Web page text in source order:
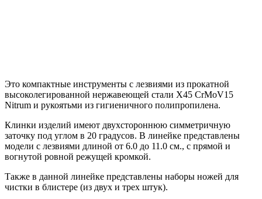
Это компактные инструменты с лезвиями из прокатной
высоколегированной нержавеющей стали X45 CrMoV15
Nitrum и рукоятьми из гигиеничного полипропилена.
Клинки изделий имеют двухстороннюю симметричную
заточку под углом в 20 градусов. В линейке представлены
модели с лезвиями длиной от 6.0 до 11.0 см., с прямой и
вогнутой ровной режущей кромкой.
Также в данной линейке представлены наборы ножей для
чистки в блистере (из двух и трех штук).